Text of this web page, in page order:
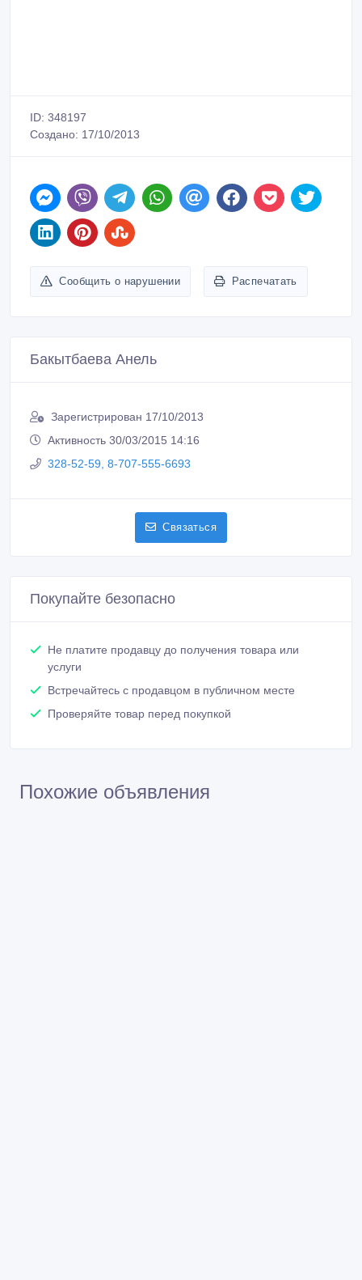
ID: 348197
Создано: 17/10/2013
Сообщить о нарушении Распечатать
Бакытбаева Анель
Зарегистрирован 17/10/2013
Активность 30/03/2015 14:16
328-52-59, 8-707-555-6693
Связаться
Покупайте безопасно
Не платите продавцу до получения товара или
услуги
Встречайтесь с продавцом в публичном месте
Проверяйте товар перед покупкой
Похожие объявления